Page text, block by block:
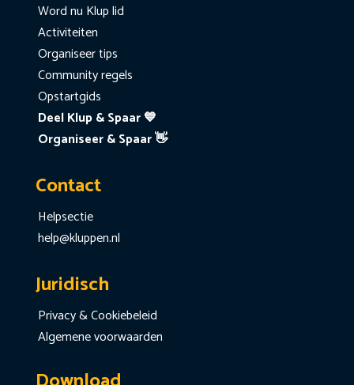
Word nu Klup lid
Activiteiten
Organiseer tips
Community regels
Opstartgids
Deel Klup & Spaar 💙
Organiseer & Spaar 👋
Contact
Helpsectie
help@kluppen.nl
Juridisch
Privacy & Cookiebeleid
Algemene voorwaarden